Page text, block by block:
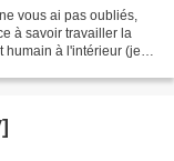
vous ai pas oubliés,
à savoir travailler la
humain à l'intérieur (je